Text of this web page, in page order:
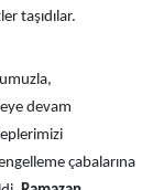
taşıdılar.
devam
çabalarına